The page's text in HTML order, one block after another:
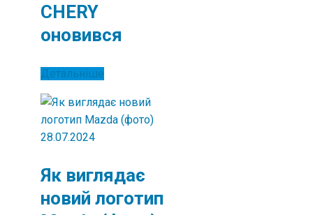
CHERY
оновився
Детальніше
28.07.2024
Як виглядає
новий логотип